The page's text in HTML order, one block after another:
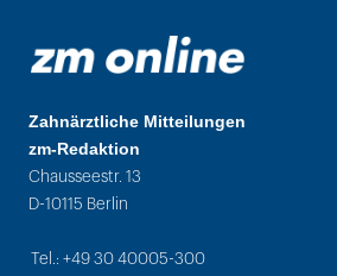
Zahnärztliche Mitteilungen
zm-Redaktion
Chausseestr. 13
D-10115 Berlin
Tel.: +49 30 40005-300